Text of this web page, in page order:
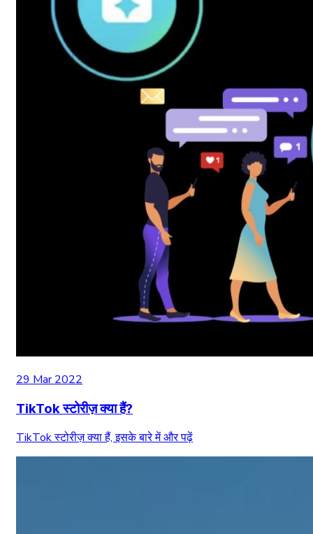
29 Mar 2022
TikTok स्टोरीज़ क्या हैं?
TikTok स्टोरीज़ क्या हैं, इसके बारे में और पढ़ें